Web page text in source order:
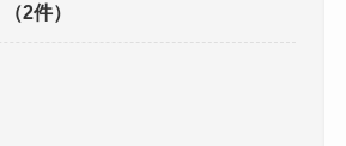
（2件）